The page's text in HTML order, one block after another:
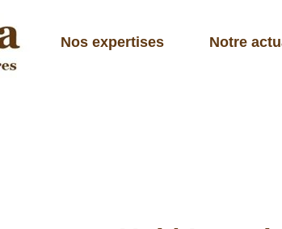
Nos expertises Notre